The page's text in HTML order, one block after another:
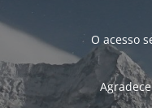
O acesso